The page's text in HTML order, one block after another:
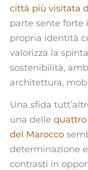
città più visitata
parte sente forte
propria identità
valorizza la
sostenibilità,
architettura,
Una sfida
una delle
del Marocco
determinazione
contrasti in